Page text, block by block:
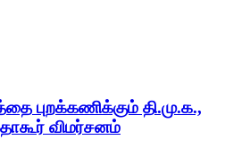
புறக்கணிக்கும் தி.மு.க.,
விமர்சனம்